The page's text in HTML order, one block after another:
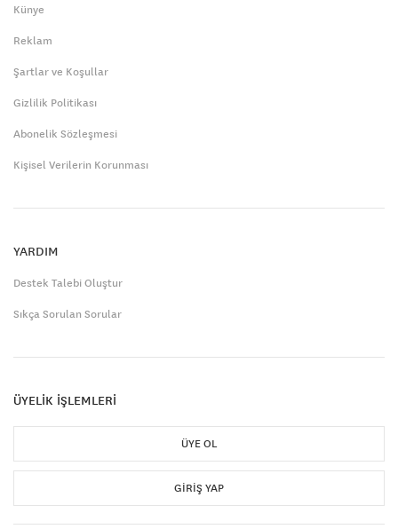
Künye
Reklam
Şartlar ve Koşullar
Gizlilik Politikası
Abonelik Sözleşmesi
Kişisel Verilerin Korunması
YARDIM
Destek Talebi Oluştur
Sıkça Sorulan Sorular
ÜYELİK İŞLEMLERİ
ÜYE OL
GIRIŞ YAP